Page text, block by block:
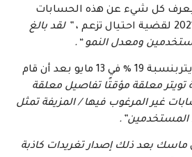
كل شيء عن هذه الحسابات
” لقد بالغ
ومعدل النمو “.
انخفض سعر سهم تويتربنسبة 19 ٪ في 13 مايو بعد أن قام
معلقة مؤقتًا تفاصيل معلقة
غير المرغوب فيها / المزيفة تمثل
ماسك بعد ذلك إصدار تغريدات كاذبة